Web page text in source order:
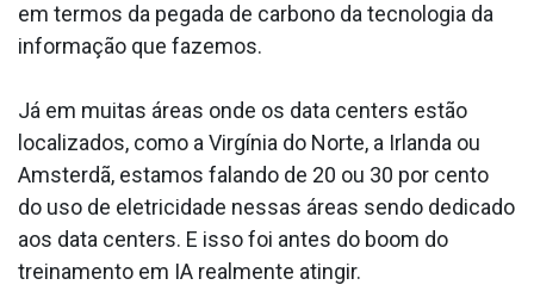
em termos da pegada de carbono da tecnologia da
informação que fazemos.
Já em muitas áreas onde os data centers estão
localizados, como a Virgínia do Norte, a Irlanda ou
Amsterdã, estamos falando de 20 ou 30 por cento
do uso de eletricidade nessas áreas sendo dedicado
aos data centers. E isso foi antes do boom do
treinamento em IA realmente atingir.